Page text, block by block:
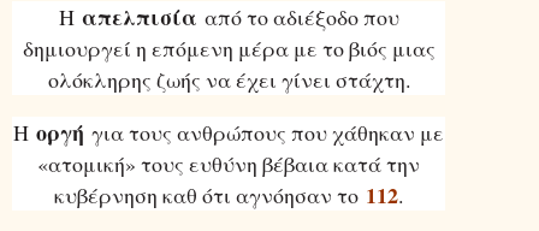
Η απελπισία από το αδιέξοδο που
δημιουργεί η επόμενη μέρα με το βιός μιας
ολόκληρης ζωής να έχει γίνει στάχτη.
Η οργή για τους ανθρώπους που χάθηκαν με
«ατομική» τους ευθύνη βέβαια κατά την
κυβέρνηση καθ ότι αγνόησαν το 112.